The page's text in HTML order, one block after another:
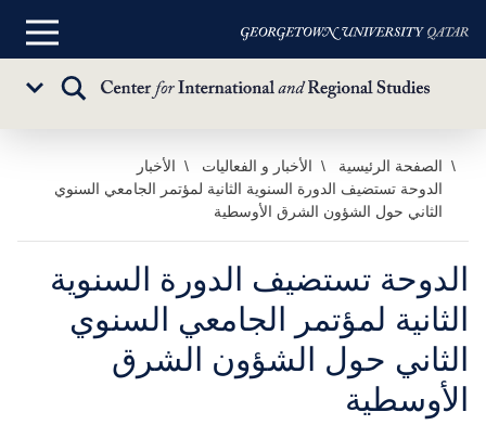
تخطي
المحتوى
الرئيسي
القائمة
تبديل
الصفحة الرئيسية الأخبار و الفعاليات
الأخبار
الدوحة تستضيف الدورة السنوية الثانية لمؤتمر الجامعي السنوي
الثاني حول الشؤون الشرق الأوسطية
الدوحة تستضيف الدورة السنوية
الثانية لمؤتمر الجامعي السنوي
الثاني حول الشؤون الشرق
الأوسطية